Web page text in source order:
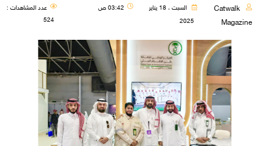
Catwalk
Magazine
السبت ، 18 يناير
2025
03:42 ص
عدد المشاهدات :
524